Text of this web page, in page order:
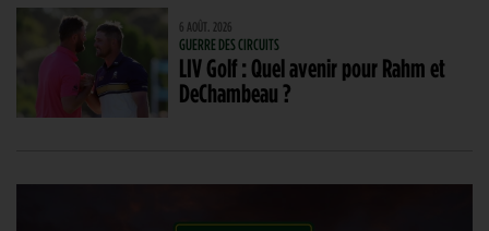
6 AOÛT. 2026
GUERRE DES CIRCUITS
LIV Golf : Quel avenir pour Rahm et
DeChambeau ?